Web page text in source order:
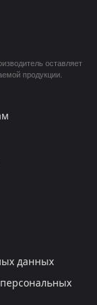
оставляет
продукции.
данных